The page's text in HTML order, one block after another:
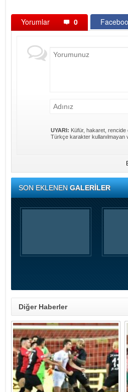
Yorumlar 0
UYARI: Küfür, hakaret, rencide
Türkçe karakter kullanılmayan
SON EKLENENGALERİLER
Diğer Haberler